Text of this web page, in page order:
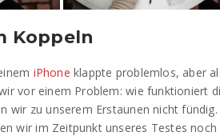
Koppeln
iPhone klappte problemlos, aber
vor einem Problem: wie funktioniert
wir zu unserem Erstaunen nicht
wir im Zeitpunkt unseres Testes